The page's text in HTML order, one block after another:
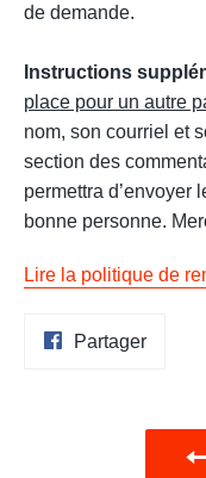
de demande.
Instructions
place pour un autre
nom, son courriel et
section des
permettra d’envoyer
bonne personne.
Lire la politique de
Partager